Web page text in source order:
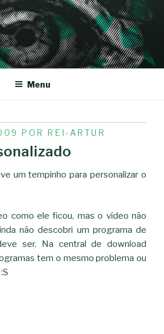
Menu
POR REI-ARTUR
um tempinho para personalizar o
como ele ficou, mas o vídeo não
não descobri um programa de
ser. Na central de download
tem o mesmo problema ou